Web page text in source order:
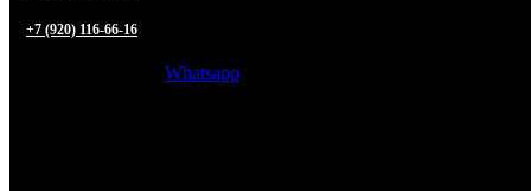
+7 (920) 116-66-16
Whatsapp